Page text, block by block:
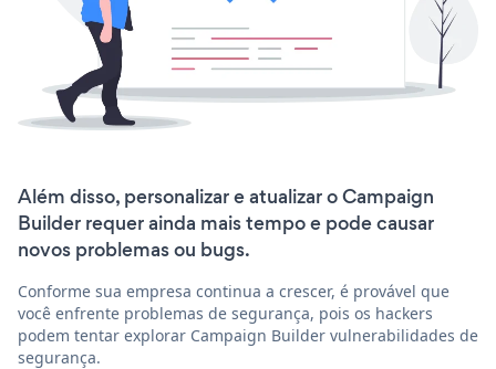
Além disso, personalizar e atualizar o Campaign
Builder requer ainda mais tempo e pode causar
novos problemas ou bugs.
Conforme sua empresa continua a crescer, é provável que
você enfrente problemas de segurança, pois os hackers
podem tentar explorar Campaign Builder vulnerabilidades de
segurança.